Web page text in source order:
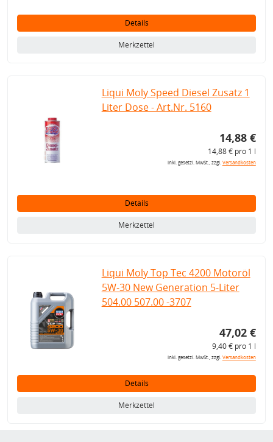
Details
Merkzettel
Liqui Moly Speed Diesel Zusatz 1
Liter Dose - Art.Nr. 5160
14,88 €
14,88 € pro 1 l
inkl. gesetzl. MwSt., zzgl.Versandkosten
Details
Merkzettel
Liqui Moly Top Tec 4200 Motoröl
5W-30 New Generation 5-Liter
504.00 507.00 -3707
47,02 €
9,40 € pro 1 l
inkl. gesetzl. MwSt., zzgl.Versandkosten
Details
Merkzettel